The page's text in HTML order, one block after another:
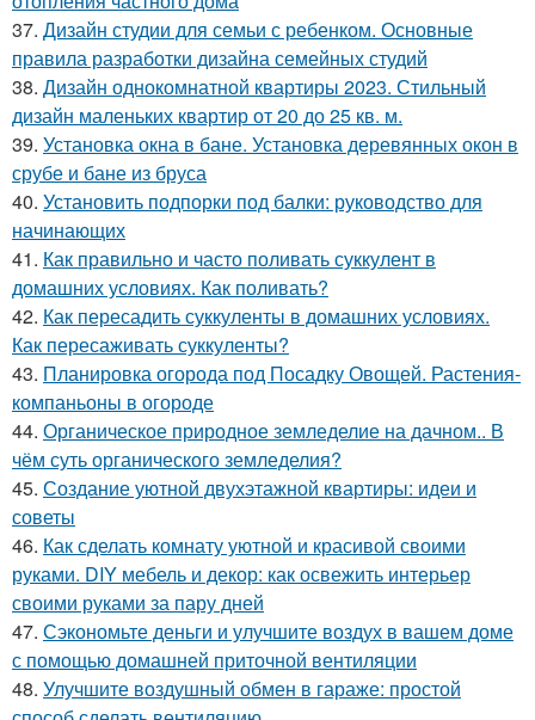
37. Дизайн студии для семьи с ребенком. Основные
правила разработки дизайна семейных студий
38. Дизайн однокомнатной квартиры 2023. Стильный
дизайн маленьких квартир от 20 до 25 кв. м.
39. Установка окна в бане. Установка деревянных окон в
срубе и бане из бруса
40. Установить подпорки под балки: руководство для
начинающих
41. Как правильно и часто поливать суккулент в
домашних условиях. Как поливать?
42. Как пересадить суккуленты в домашних условиях.
Как пересаживать суккуленты?
43. Планировка огорода под Посадку Овощей. Растения-
компаньоны в огороде
44. Органическое природное земледелие на дачном.. В
чём суть органического земледелия?
45. Создание уютной двухэтажной квартиры: идеи и
советы
46. Как сделать комнату уютной и красивой своими
руками. DIY мебель и декор: как освежить интерьер
своими руками за пару дней
47. Сэкономьте деньги и улучшите воздух в вашем доме
с помощью домашней приточной вентиляции
48. Улучшите воздушный обмен в гараже: простой